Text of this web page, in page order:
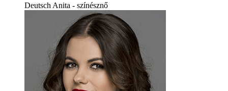
Deutsch Anita - színésznő